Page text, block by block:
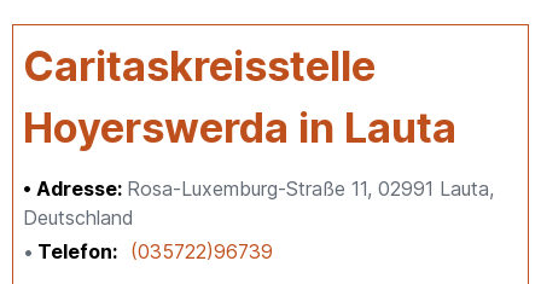
Caritaskreisstelle
Hoyerswerda in Lauta
Adresse: Rosa-Luxemburg-Straße 11, 02991 Lauta,
Deutschland
Telefon
(035722)96739